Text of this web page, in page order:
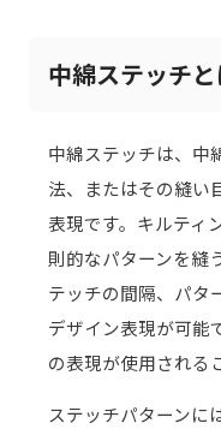
中綿ステッチと
中綿ステッチは、中
法、またはその縫い
表現です。キルティ
則的なパターンを縫
テッチの間隔、パタ
デザイン表現が可能
の表現が使用される
ステッチパターンに